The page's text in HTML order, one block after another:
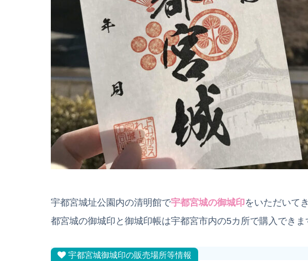
宇都宮城址公園内の清明館で宇都宮城の御城印をいただいて
都宮城の御城印と御城印帳は宇都宮市内の5カ所で購入できま
宇都宮城御城印の販売場所等情報